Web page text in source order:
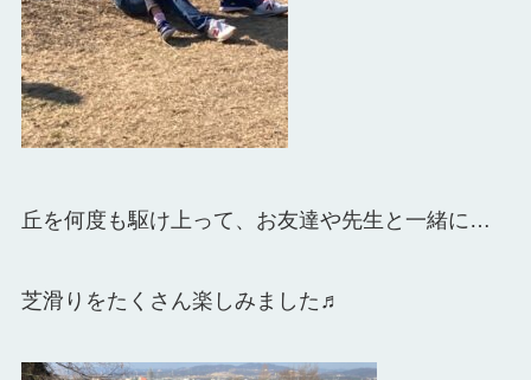
丘を何度も駆け上って、お友達や先生と一緒に…
芝滑りをたくさん楽しみました♬